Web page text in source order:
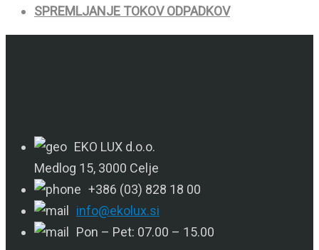
SPREMLJANJE TOKOV ODPADKOV
EKO LUX d.o.o.
Medlog 15, 3000 Celje
+386 (03) 828 18 00
info@ekolux.si
Pon – Pet: 07.00 – 15.00